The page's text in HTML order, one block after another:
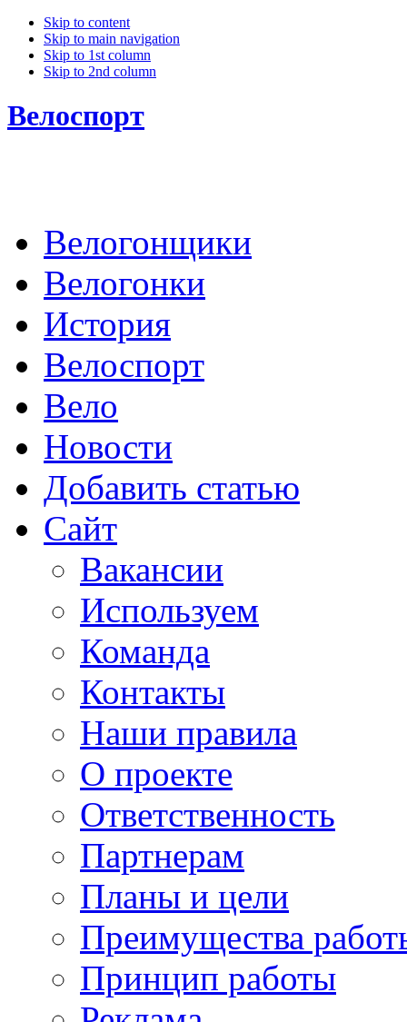
Skip to content
Skip to main navigation
Skip to 1st column
Skip to 2nd column
Велоспорт
Велогонщики
Велогонки
История
Велоспорт
Вело
Новости
Добавить статью
Сайт
Вакансии
Используем
Команда
Контакты
Наши правила
О проекте
Ответственность
Партнерам
Планы и цели
Преимущества
Принцип работы